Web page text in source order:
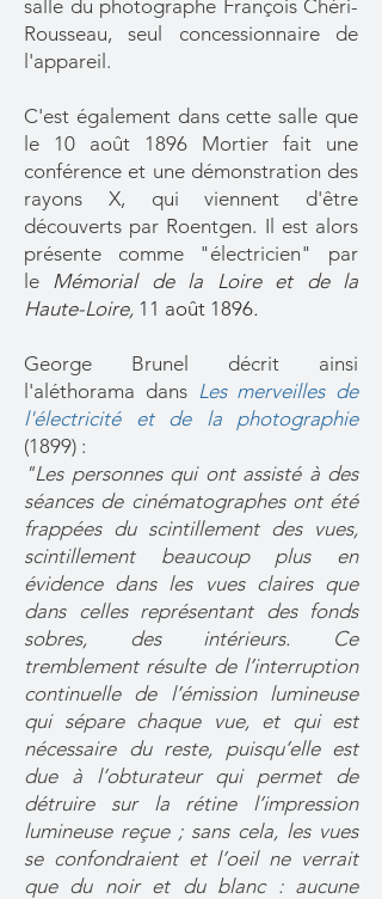
salle du photographe François Chéri-
Rousseau, seul concessionnaire de
l'appareil.
C'est également dans cette salle que
le 10 août 1896 Mortier fait une
conférence et une démonstration des
rayons X, qui viennent d'être
découverts par Roentgen. Il est alors
présente comme "électricien" par
le Mémorial de la Loire et de la
Haute-Loire, 11 août 1896.
George Brunel décrit ainsi
l'aléthorama dans Les merveilles de
l'électricité et de la photographie
(1899) :
"Les personnes qui ont assisté à des
séances de cinématographes ont été
frappées du scintillement des vues,
scintillement beaucoup plus en
évidence dans les vues claires que
dans celles représentant des fonds
sobres, des intérieurs. Ce
tremblement résulte de l’interruption
continuelle de l’émission lumineuse
qui sépare chaque vue, et qui est
nécessaire du reste, puisqu’elle est
due à l’obturateur qui permet de
détruire sur la rétine l’impression
lumineuse reçue ; sans cela, les vues
se confondraient et l’oeil ne verrait
que du noir et du blanc : aucune